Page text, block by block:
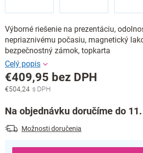
Výborné riešenie na prezentáciu,
nepriaznivému počasiu, magnetický
bezpečnostný zámok, topkarta
€504,24
€409,95 bez DPH
Jednotková
Na objednávku doručíme do
Možnosti doručenia